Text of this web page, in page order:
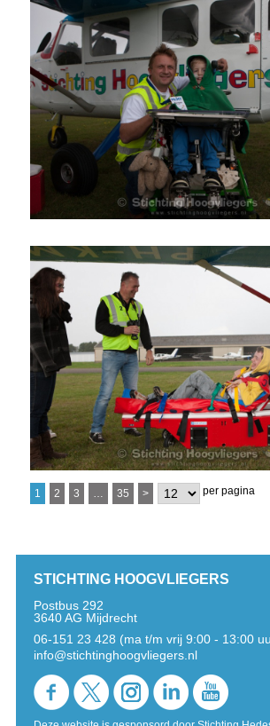
1 2 3 35 > per pagina
STICHTING HOOGVLIEGERS
Postbus 292
3640 AG Mijdrecht
06-151 23 428 (ma t/m vrij 9:00 - 13:00
info@stichtinghoogvliegers.nl